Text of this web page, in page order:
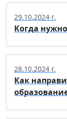
29.10.2024 г.
Когда
28.10.2024 г.
Как